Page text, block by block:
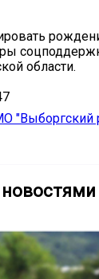
области.
"Выборгский